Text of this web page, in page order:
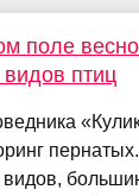
поле
птиц
видов,